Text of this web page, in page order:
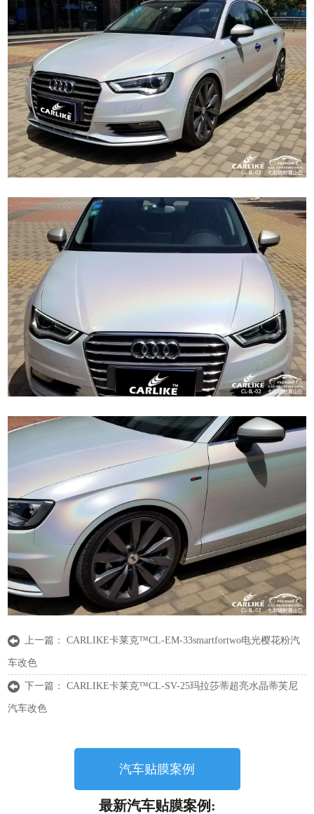
上一篇：CARLIKE卡莱克™CL-EM-33smartfortwo电光樱花粉汽
车改色
下一篇：CARLIKE卡莱克™CL-SV-25玛拉莎蒂超亮水晶蒂芙尼
汽车改色
汽车贴膜案例
最新汽车贴膜案例: